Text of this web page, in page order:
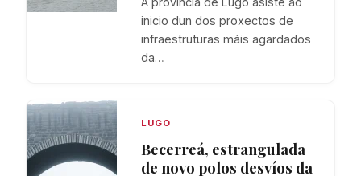
inicio dun dos proxectos de
infraestruturas máis agardados
da…
LUGO
Becerreá, estrangulada
de novo polos desvíos da